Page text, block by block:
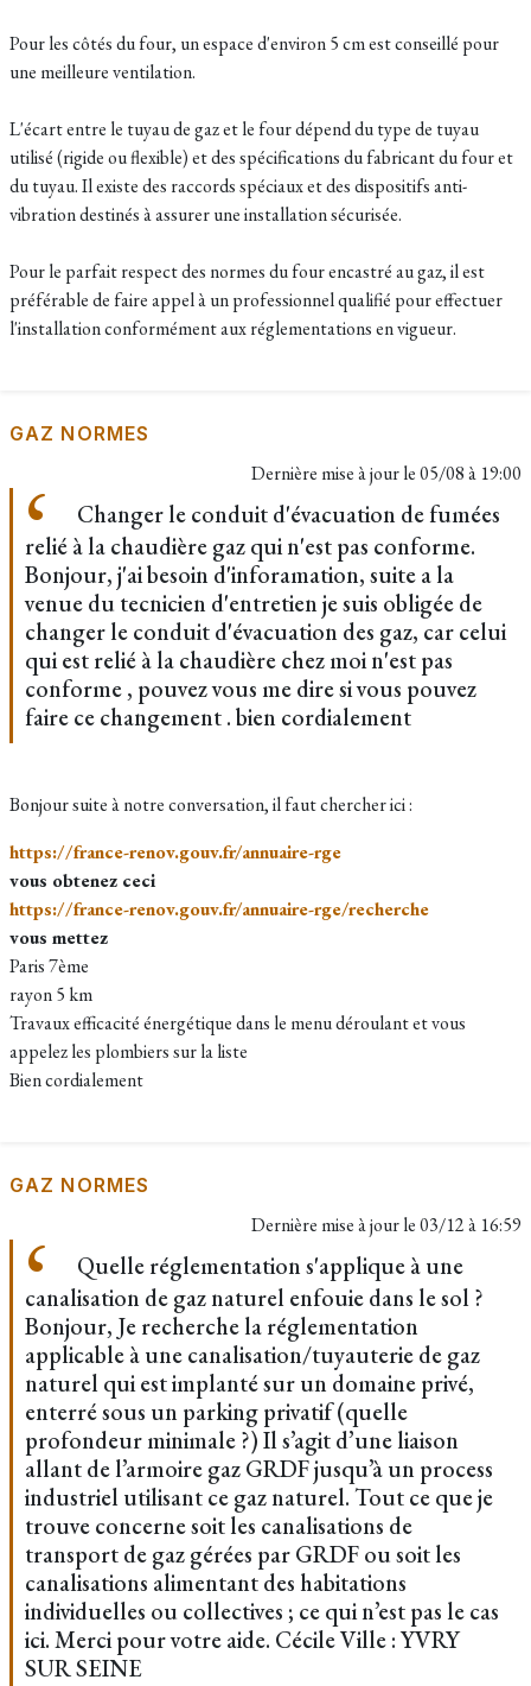
Pour les côtés du four, un espace d'environ 5 cm est conseillé pour
une meilleure ventilation.
L'écart entre le tuyau de gaz et le four dépend du type de tuyau
utilisé (rigide ou flexible) et des spécifications du fabricant du four et
du tuyau. Il existe des raccords spéciaux et des dispositifs anti-
vibration destinés à assurer une installation sécurisée.
Pour le parfait respect des normes du four encastré au gaz, il est
préférable de faire appel à un professionnel qualifié pour effectuer
l'installation conformément aux réglementations en vigueur.
GAZ NORMES
Dernière mise à jour le05/08 à 19:00
Changer le conduit d'évacuation de fumées
relié à la chaudière gaz qui n'est pas conforme.
Bonjour, j'ai besoin d'inforamation, suite a la
venue du tecnicien d'entretien je suis obligée de
changer le conduit d'évacuation des gaz, car celui
qui est relié à la chaudière chez moi n'est pas
conforme , pouvez vous me dire si vous pouvez
faire ce changement . bien cordialement
Bonjour suite à notre conversation, il faut chercher ici :
https://france-renov.gouv.fr/annuaire-rge
vous obtenez ceci
​https://france-renov.gouv.fr/annuaire-rge/recherche
vous mettez
​Paris 7ème
​rayon 5 km
​Travaux efficacité énergétique dans le menu déroulant et vous
appelez les plombiers sur la liste
​Bien cordialement
GAZ NORMES
Dernière mise à jour le03/12 à 16:59
Quelle réglementation s'applique à une
canalisation de gaz naturel enfouie dans le sol ?
Bonjour, Je recherche la réglementation
applicable à une canalisation/tuyauterie de gaz
naturel qui est implanté sur un domaine privé,
enterré sous un parking privatif (quelle
profondeur minimale ?) Il s’agit d’une liaison
allant de l’armoire gaz GRDF jusqu’à un process
industriel utilisant ce gaz naturel. Tout ce que je
trouve concerne soit les canalisations de
transport de gaz gérées par GRDF ou soit les
canalisations alimentant des habitations
individuelles ou collectives ; ce qui n’est pas le cas
ici. Merci pour votre aide. Cécile Ville : YVRY
SUR SEINE